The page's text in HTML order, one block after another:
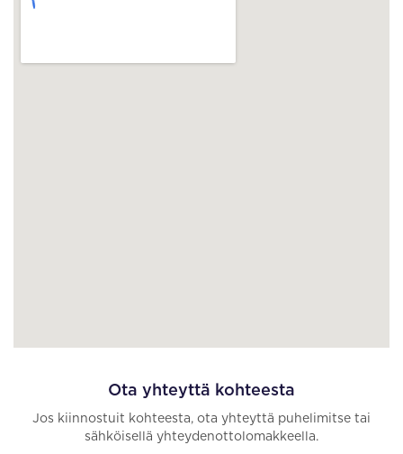
Ota yhteyttä kohteesta
Jos kiinnostuit kohteesta, ota yhteyttä puhelimitse tai
sähköisellä yhteydenottolomakkeella.